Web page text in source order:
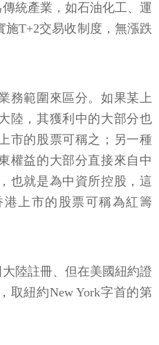
統產業，如石油化工、運
T+2交易收制度，無漲跌
務範圍來區分。如果某上
陸，其獲利中的大部分也
市的股票可稱之；另一種
權益的大部分直接來自中
也就是為中資所控股，這
上市的股票可稱為紅籌
大陸註冊、但在美國紐約證
取紐約New York字首的第